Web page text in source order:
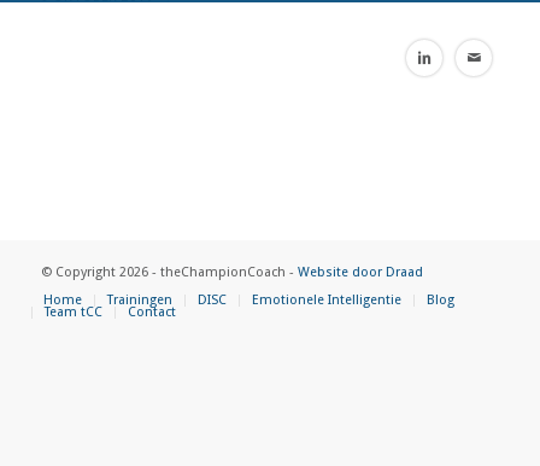
© Copyright 2026 - theChampionCoach - Website door Draad
Home
Trainingen DISC Emotionele Intelligentie Blog
Team tCC Contact